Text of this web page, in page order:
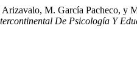
M. García Pacheco, y
De Psicología Y